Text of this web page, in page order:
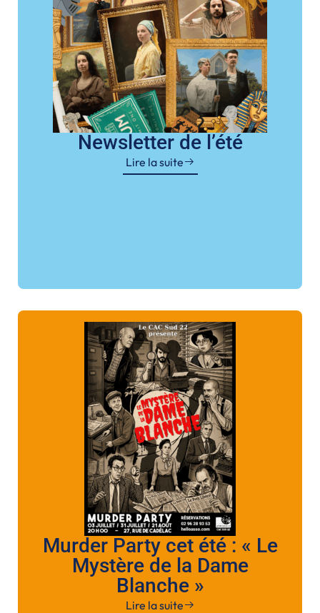
Newsletter de l’été
Lire la suite
Murder Party cet été : « Le
Mystère de la Dame
Blanche »
Lire la suite